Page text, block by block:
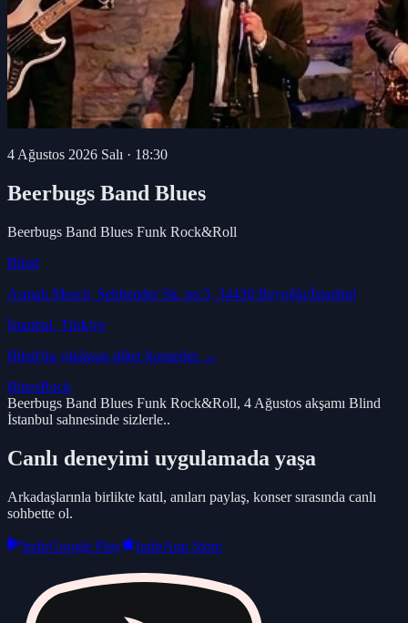
4 Ağustos 2026 Salı · 18:30
Beerbugs Band Blues
Beerbugs Band Blues Funk Rock&Roll
Blind
Asmalı Mescit, Şehbender Sk. no:3, 34430 Beyoğlu/İstanbul
İstanbul, Türkiye
Blind'da yaklaşan diğer konserler →
BluesRock
Beerbugs Band Blues Funk Rock&Roll, 4 Ağustos akşamı Blind
İstanbul sahnesinde sizlerle..
Canlı deneyimi uygulamada yaşa
Arkadaşlarınla birlikte katıl, anıları paylaş, konser sırasında canlı
sohbette ol.
IndirGoogle Play IndirApp Store